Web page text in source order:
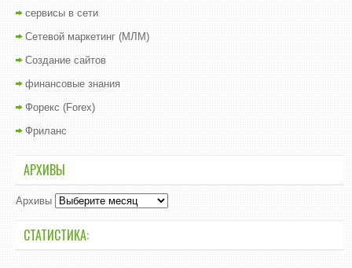
сервисы в сети
Сетевой маркетинг (МЛМ)
Создание сайтов
финансовые знания
Форекс (Forex)
Фриланс
АРХИВЫ
Архивы
СТАТИСТИКА: